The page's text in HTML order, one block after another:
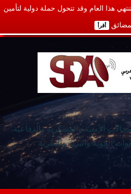
هذا العام وقد تتحول حملة دولية لتأمين
أقرأ
الأمنية والعسكرية والدفاعية،
الجوية والبرية والبحرية